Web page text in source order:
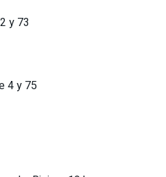
y 73
4 y 75